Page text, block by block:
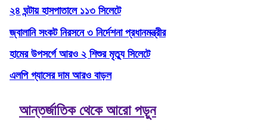
২৪ ঘন্টায় হাসপাতালে ১১৩ সিলেটে
জ্বালানি সংকট নিরসনে ৩ নির্দেশনা প্রধানমন্ত্রীর
হামের উপসর্গে আরও ২ শিশুর মৃত্যু সিলেটে
এলপি গ্যাসের দাম আরও বাড়ল
আন্তর্জাতিক থেকে আরো পড়ুন